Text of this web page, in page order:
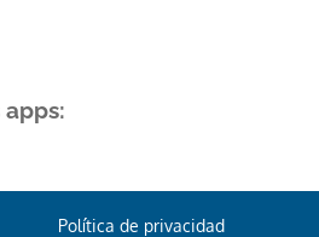
Política de privacidad